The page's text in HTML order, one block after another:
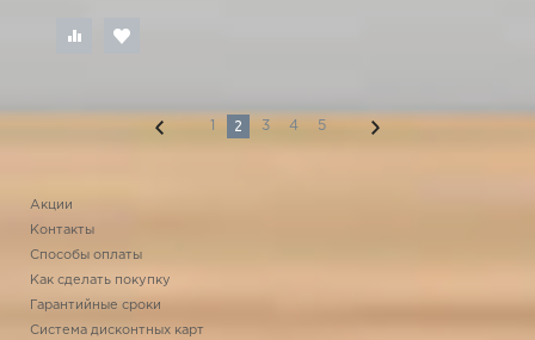
1 2 3 4 5
Акции
Контакты
Способы оплаты
Как сделать покупку
Гарантийные сроки
Система дисконтных карт